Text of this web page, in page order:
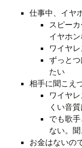
仕事中、イヤ
スピー
イヤホ
ワイヤ
ずっと
たい
相手に聞こえ
ワイヤ
くい音質
でも歌
ない。
お金はないの